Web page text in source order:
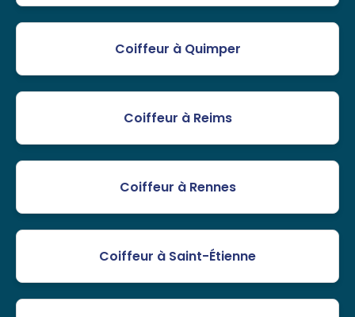
Coiffeur à Quimper
Coiffeur à Reims
Coiffeur à Rennes
Coiffeur à Saint-Étienne